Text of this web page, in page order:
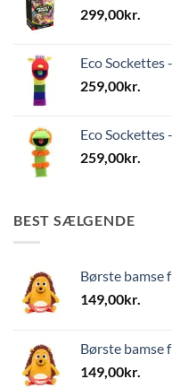
299,00kr.
Eco Sockettes
259,00kr.
Eco Sockettes
259,00kr.
BEST SÆLGENDE
Børste bamse
149,00kr.
Børste bamse
149,00kr.